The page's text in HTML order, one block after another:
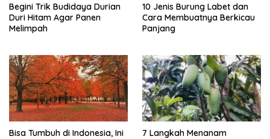
Begini Trik Budidaya Durian
Duri Hitam Agar Panen
Melimpah
10 Jenis Burung Labet dan
Cara Membuatnya Berkicau
Panjang
Bisa Tumbuh di Indonesia, Ini
7 Langkah Menanam